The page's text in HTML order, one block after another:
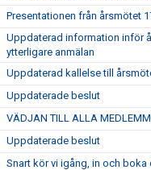
Presentationen från årsmötet
Uppdaterad information inför
ytterligare anmälan
Uppdaterad kallelse till
Uppdaterade beslut
VÄDJAN TILL ALLA
Uppdaterade beslut
Snart kör vi igång, in och boka